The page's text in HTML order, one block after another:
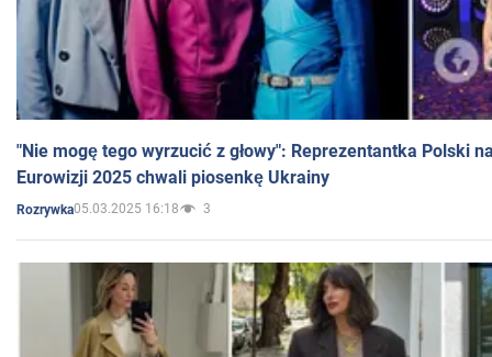
"Nie mogę tego wyrzucić z głowy": Reprezentantka Polski
Eurowizji 2025 chwali piosenkę Ukrainy
Rozrywka05.03.2025 16:18 3